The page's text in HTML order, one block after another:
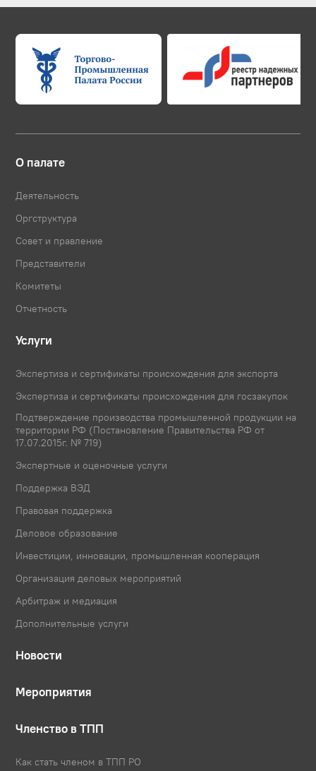
О палате
Деятельность
Оргструктура
Совет и правление
Представители
Комитеты
Отчетность
Услуги
Экспертиза и сертификаты происхождения для экспорта
Экспертиза и сертификаты происхождения для госзакупок
Подтверждение производства промышленной продукции на
территории РФ (Постановление Правительства РФ от
17.07.2015г. № 719)
Экспертные и оценочные услуги
Поддержка ВЭД
Правовая поддержка
Деловое образование
Инвестиции, инновации, промышленная кооперация
Организация деловых мероприятий
Арбитраж и медиация
Дополнительные услуги
Новости
Мероприятия
Членство в ТПП
Как стать членом в ТПП РО